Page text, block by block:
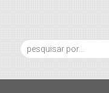
Pesquisa: